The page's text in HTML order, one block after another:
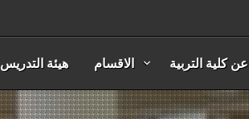
هيئة التدريس الاقسام عن كلية التربية